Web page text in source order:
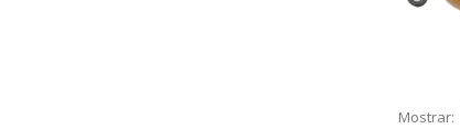
Mostrar: